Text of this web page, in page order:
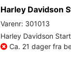
Harley Davidson
Varenr: 301013
Harley Davidson
Ca. 21 dager fra